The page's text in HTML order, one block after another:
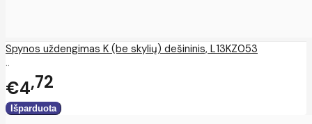
Spynos uždengimas K (be skylių) dešininis, L13KZ053
..
€4 72